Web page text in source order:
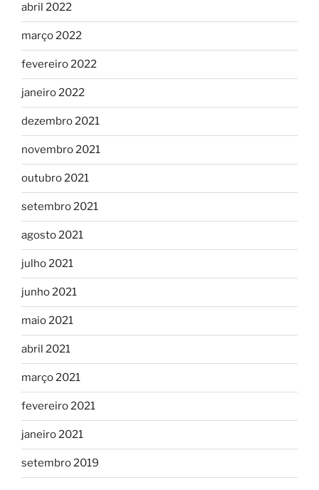
abril 2022
março 2022
fevereiro 2022
janeiro 2022
dezembro 2021
novembro 2021
outubro 2021
setembro 2021
agosto 2021
julho 2021
junho 2021
maio 2021
abril 2021
março 2021
fevereiro 2021
janeiro 2021
setembro 2019